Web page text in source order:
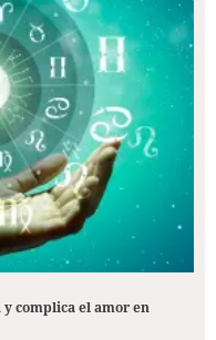
complica el amor en